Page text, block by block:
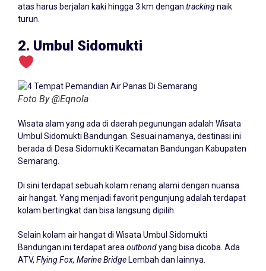
atas harus berjalan kaki hingga 3 km dengan trackingnaik
turun.
2. Umbul Sidomukti
Foto By @Eqnola
Wisata alam yang ada di daerah pegunungan adalah Wisata
Umbul Sidomukti Bandungan. Sesuai namanya, destinasi ini
berada di Desa Sidomukti Kecamatan Bandungan Kabupaten
Semarang.
Di sini terdapat sebuah kolam renang alami dengan nuansa
air hangat. Yang menjadi favorit pengunjung adalah terdapat
kolam bertingkat dan bisa langsung dipilih.
Selain kolam air hangat di Wisata Umbul Sidomukti
Bandungan ini terdapat areaoutbondyang bisa dicoba. Ada
ATV, Flying Fox, Marine Bridge Lembah dan lainnya.